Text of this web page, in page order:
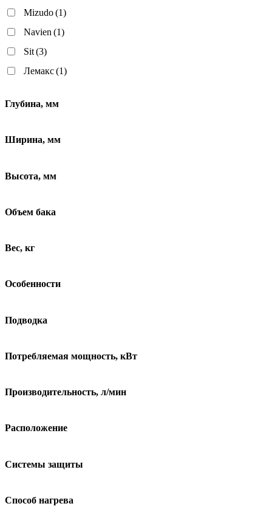
Mizudo(1)
Navien (1)
Sit(3)
Лемакс(1)
Глубина, мм
Ширина, мм
Высота, мм
Объем бака
Вес, кг
Особенности
Подводка
Потребляемая мощность, кВт
Производительность, л/мин
Расположение
Системы защиты
Способ нагрева